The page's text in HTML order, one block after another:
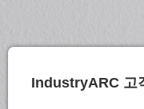
IndustryARC 고